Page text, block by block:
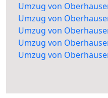
Umzug von
Umzug von
Umzug von
Umzug von
Umzug von